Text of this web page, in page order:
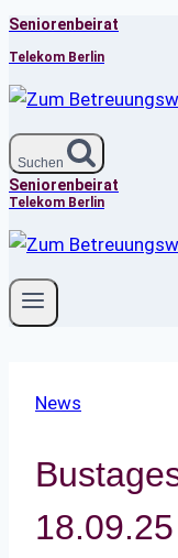
Zum
Inhalt
springen
Seniorenbeirat
Telekom Berlin
Suchen
Seniorenbeirat
Telekom Berlin
News